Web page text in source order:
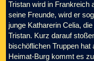
Tristan wird in Frankreich
seine Freunde, wird er
junge Katharerin Celia,
Tristan. Kurz darauf
bischöflichen Truppen
Heimat-Burg kommt es